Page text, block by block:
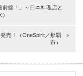
前線！」～日本料理店と
売！（OneSpirit／那覇
市）